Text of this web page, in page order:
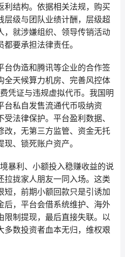
利结构。依据相关法规，购买
层级与团队业绩计酬，层级超
，就涉嫌组织、领导传销活动
要承担法律责任。
台伪造和腾讯等企业的合作签
全天候算力机房、完善风控体
凭证与违规虚拟代币。我国明
台私自发售流通代币吸纳资
法律保护。平台盈利数据、
改，无第三方监管、资金无托
、锁死账户资产。
暴利、小额投入稳赚收益的说
拉拢家人朋友一同入场。这类
短，前期小额回款只是引诱加
后，平台会借系统维护、海外
限制提现，最后直接失联。以
多数投资者血本无归，维权艰